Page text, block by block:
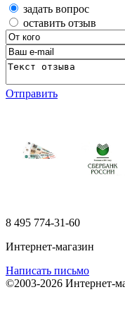
задать вопрос
оставить отзыв
Отправить
8 495 774-31-60
Интернет-магазин
Написать письмо
©2003-2026 Интернет-